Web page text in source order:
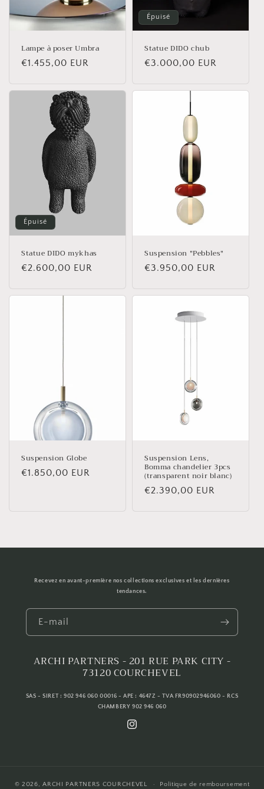
Lampe à poser Umbra
Prix
€1.455,00 EUR
Épuisé
Statue DIDO chub
Prix
€3.000,00 EUR
Épuisé
Statue DIDO mykhas
Prix
€2.600,00 EUR
Suspension "Pebbles"
Prix
€3.950,00 EUR
Suspension Globe
Prix
€1.850,00 EUR
Suspension Lens,
Bomma chandelier 3pcs
(transparent noir blanc)
Prix
€2.390,00 EUR
Recevez en avant-première nos collections exclusives et les dernières
tendances.
E-mail
ARCHI PARTNERS - 201 RUE PARK CITY -
73120 COURCHEVEL
SAS - SIRET : 902 946 060 00016 - APE : 4647Z - TVA FR90902946060 - RCS
CHAMBERY 902 946 060
Instagram
© 2026,ARCHI PARTNERS COURCHEVEL Politique de remboursement